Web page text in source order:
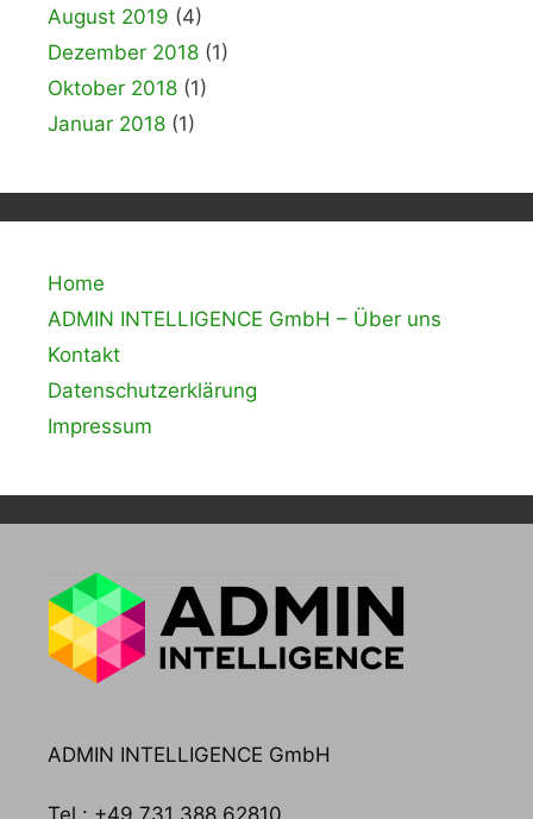
August 2019 (4)
Dezember 2018 (1)
Oktober 2018 (1)
Januar 2018 (1)
Home
ADMIN INTELLIGENCE GmbH – Über uns
Kontakt
Datenschutzerklärung
Impressum
ADMIN INTELLIGENCE GmbH